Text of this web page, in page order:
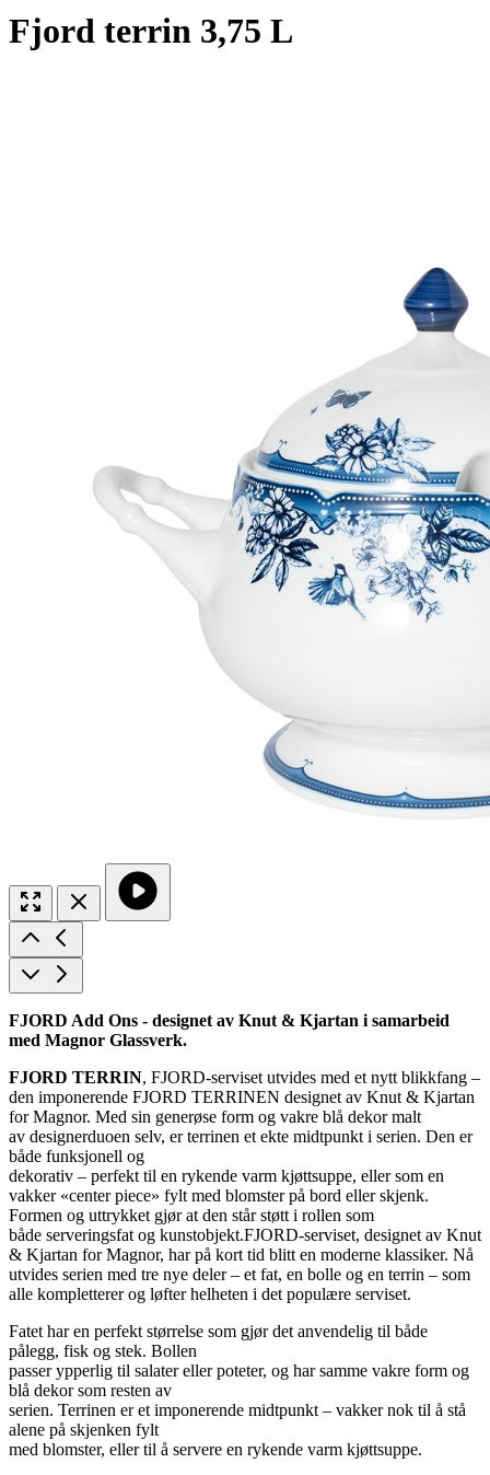
Fjord terrin 3,75 L
FJORD Add Ons - designet av Knut & Kjartan i samarbeid
med Magnor Glassverk.
FJORD TERRIN, FJORD-serviset utvides med et nytt blikkfang –
den imponerende FJORD TERRINEN designet av Knut & Kjartan
for Magnor. Med sin generøse form og vakre blå dekor malt
av designerduoen selv, er terrinen et ekte midtpunkt i serien. Den er
både funksjonell og
dekorativ – perfekt til en rykende varm kjøttsuppe, eller som en
vakker «center piece» fylt med blomster på bord eller skjenk.
Formen og uttrykket gjør at den står støtt i rollen som
både serveringsfat og kunstobjekt.FJORD-serviset, designet av Knut
& Kjartan for Magnor, har på kort tid blitt en moderne klassiker. Nå
utvides serien med tre nye deler – et fat, en bolle og en terrin – som
alle kompletterer og løfter helheten i det populære serviset.
Fatet har en perfekt størrelse som gjør det anvendelig til både
pålegg, fisk og stek. Bollen
passer ypperlig til salater eller poteter, og har samme vakre form og
blå dekor som resten av
serien. Terrinen er et imponerende midtpunkt – vakker nok til å stå
alene på skjenken fylt
med blomster, eller til å servere en rykende varm kjøttsuppe.